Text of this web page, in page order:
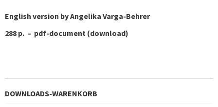
English version by Angelika Varga-Behrer
288 p. – pdf-document (download)
DOWNLOADS-WARENKORB